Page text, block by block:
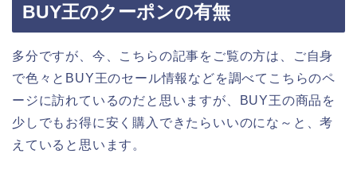
BUY王のクーポンの有無
多分ですが、今、こちらの記事をご覧の方は、ご自身
で色々とBUY王のセール情報などを調べてこちらのペ
ージに訪れているのだと思いますが、BUY王の商品を
少しでもお得に安く購入できたらいいのにな～と、考
えていると思います。